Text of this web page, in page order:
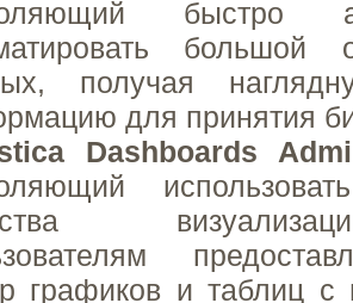
быстро
большой
получая
для принятия
Dashboards
графиков и таблиц с